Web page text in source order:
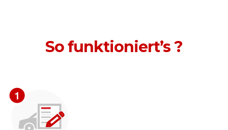
So funktioniert’s ?